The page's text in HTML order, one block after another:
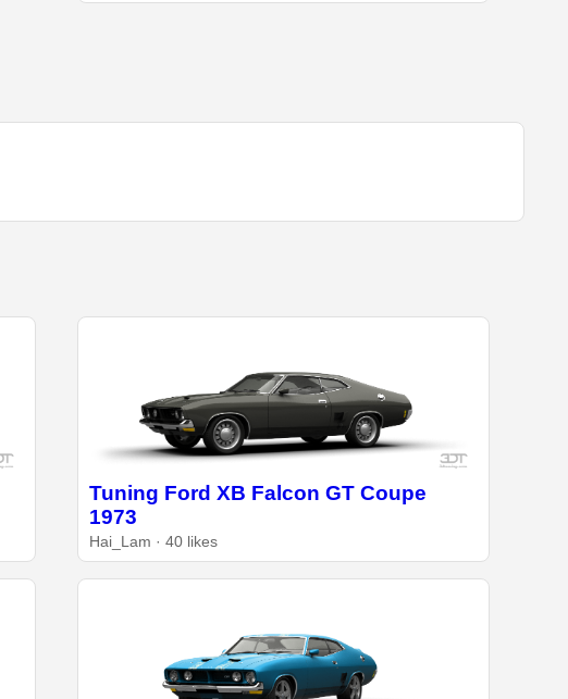
Tuning Ford XB Falcon GT Coupe
1973
Hai_Lam · 40 likes